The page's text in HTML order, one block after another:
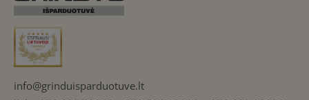
info@grinduisparduotuve.lt